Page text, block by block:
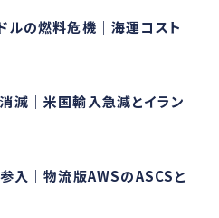
ルの燃料危機｜海運コスト
滅｜米国輸入急減とイラン
入｜物流版AWSのASCSと